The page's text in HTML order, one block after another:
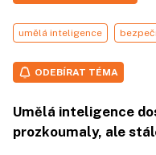
umělá inteligence
ODEBÍRAT TÉMA
Umělá inteligence
prozkoumaly, ale